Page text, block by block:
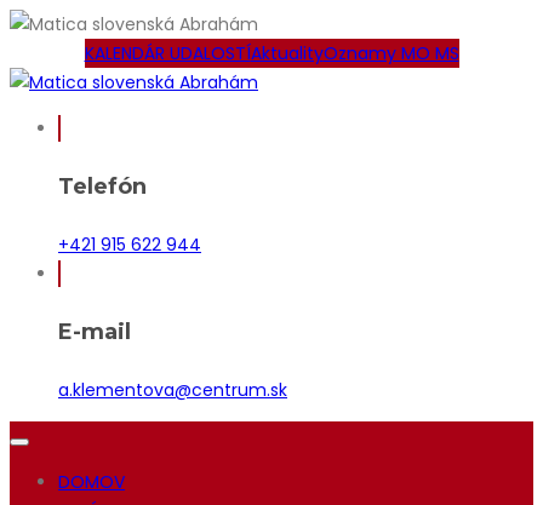
KALENDÁR UDALOSTÍAktualityOznamy MO MS
Telefón
+421 915 622 944
E-mail
a.klementova@centrum.sk
DOMOV